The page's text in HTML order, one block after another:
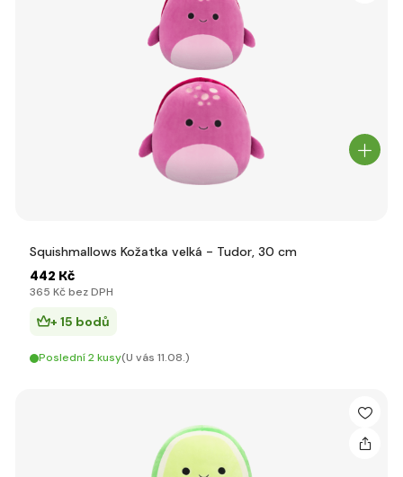
Squishmallows Kožatka velká - Tudor, 30 cm
442 Kč
365 Kč bez DPH
+ 15 bodů
Poslední 2 kusy(U vás 11.08.)